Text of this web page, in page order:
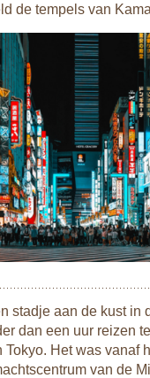
de tempels van
stadje aan de kust in
dan een uur reizen
Tokyo. Het was vanaf
van de